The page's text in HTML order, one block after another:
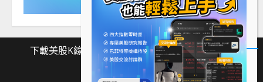
下載美股K線 Facebook Instagram Twitter
Facebook
Instagram
Twitter